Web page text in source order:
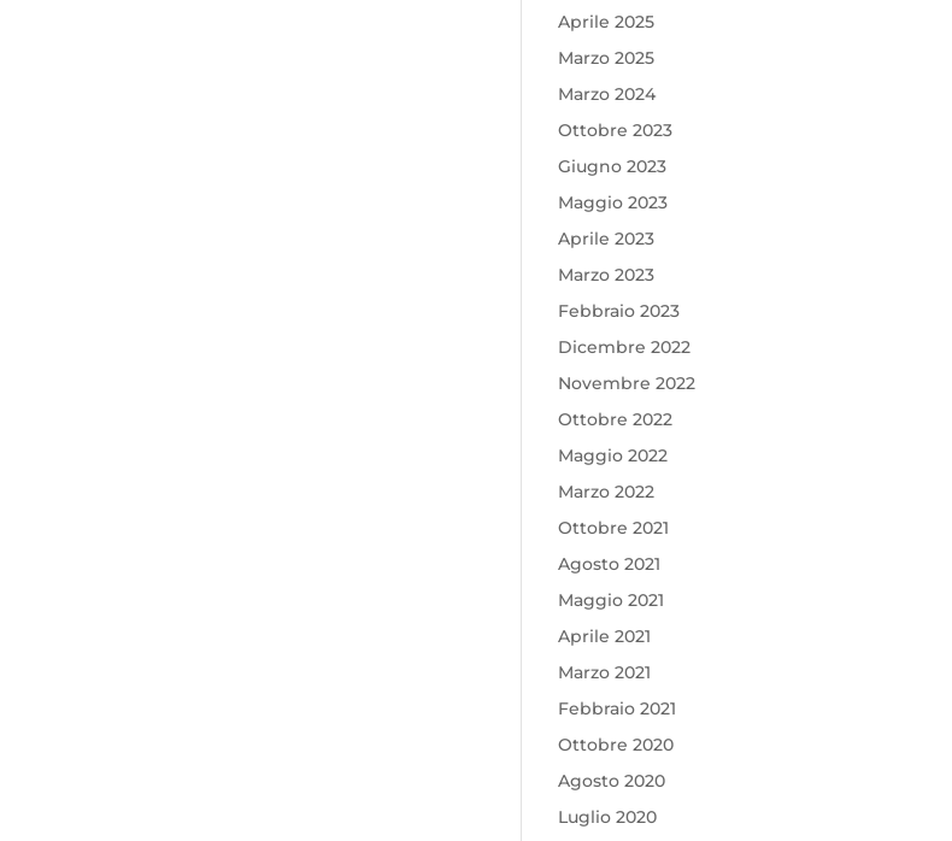
Aprile 2025
Marzo 2025
Marzo 2024
Ottobre 2023
Giugno 2023
Maggio 2023
Aprile 2023
Marzo 2023
Febbraio 2023
Dicembre 2022
Novembre 2022
Ottobre 2022
Maggio 2022
Marzo 2022
Ottobre 2021
Agosto 2021
Maggio 2021
Aprile 2021
Marzo 2021
Febbraio 2021
Ottobre 2020
Agosto 2020
Luglio 2020